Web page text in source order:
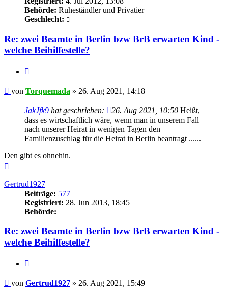
Behörde: Ruheständler und Privatier
Geschlecht:
Re: zwei Beamte in Berlin bzw BrB erwarten Kind -
welche Beihilfestelle?
Beitrag
von Torquemada » 26. Aug 2021, 14:18
JakJfk9 hat geschrieben: 26. Aug 2021, 10:50 Heißt,
dass es wirtschaftlich wäre, wenn man in unserem Fall
nach unserer Heirat in wenigen Tagen den
Familienzuschlag für die Heirat in Berlin beantragt ......
Den gibt es ohnehin.
Gertrud1927
Beiträge: 577
Registriert: 28. Jun 2013, 18:45
Behörde:
Re: zwei Beamte in Berlin bzw BrB erwarten Kind -
welche Beihilfestelle?
Beitrag
von Gertrud1927 » 26. Aug 2021, 15:49